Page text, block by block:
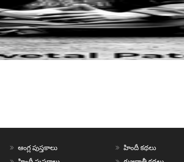
ఆంగ్ల పుస్తకాలు
హిందీ కథలు